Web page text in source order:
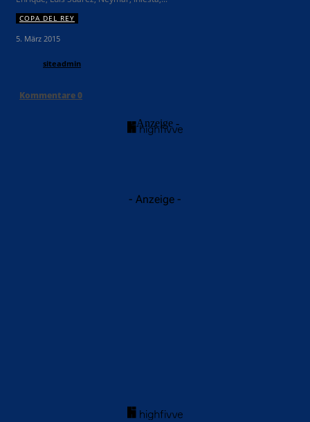
COPA DEL REY
5. März 2015
siteadmin
Kommentare0
- Anzeige -
- Anzeige -